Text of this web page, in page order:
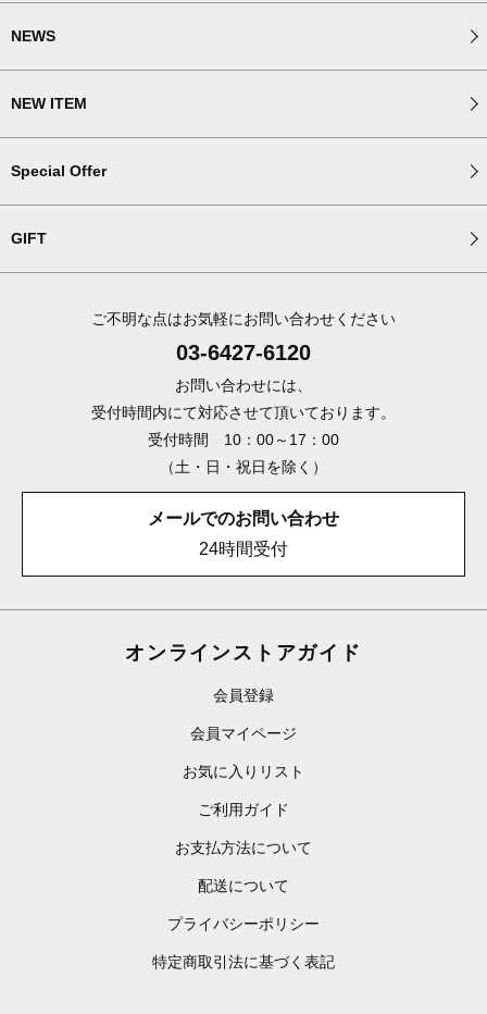
NEWS
NEW ITEM
Special Offer
GIFT
ご不明な点はお気軽にお問い合わせください
03-6427-6120
お問い合わせには、
受付時間内にて対応させて頂いております。
受付時間 10：00～17：00
（土・日・祝日を除く）
メールでのお問い合わせ
24時間受付
オンラインストアガイド
会員登録
会員マイページ
お気に入りリスト
ご利用ガイド
お支払方法について
配送について
プライバシーポリシー
特定商取引法に基づく表記